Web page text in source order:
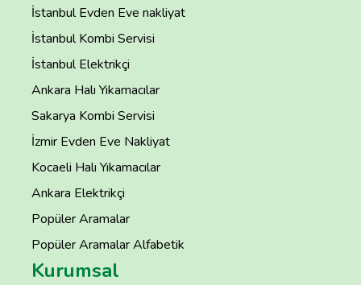
İstanbul Evden Eve nakliyat
İstanbul Kombi Servisi
İstanbul Elektrikçi
Ankara Halı Yıkamacılar
Sakarya Kombi Servisi
İzmir Evden Eve Nakliyat
Kocaeli Halı Yıkamacılar
Ankara Elektrikçi
Popüler Aramalar
Popüler Aramalar Alfabetik
Kurumsal